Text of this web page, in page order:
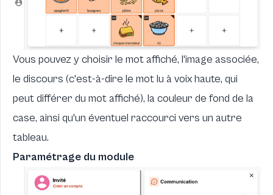
Vous pouvez y choisir le mot affiché, l'image associée,
le discours (c'est-à-dire le mot lu à voix haute, qui
peut différer du mot affiché), la couleur de fond de la
case, ainsi qu'un éventuel raccourci vers un autre
tableau.
Paramétrage du module